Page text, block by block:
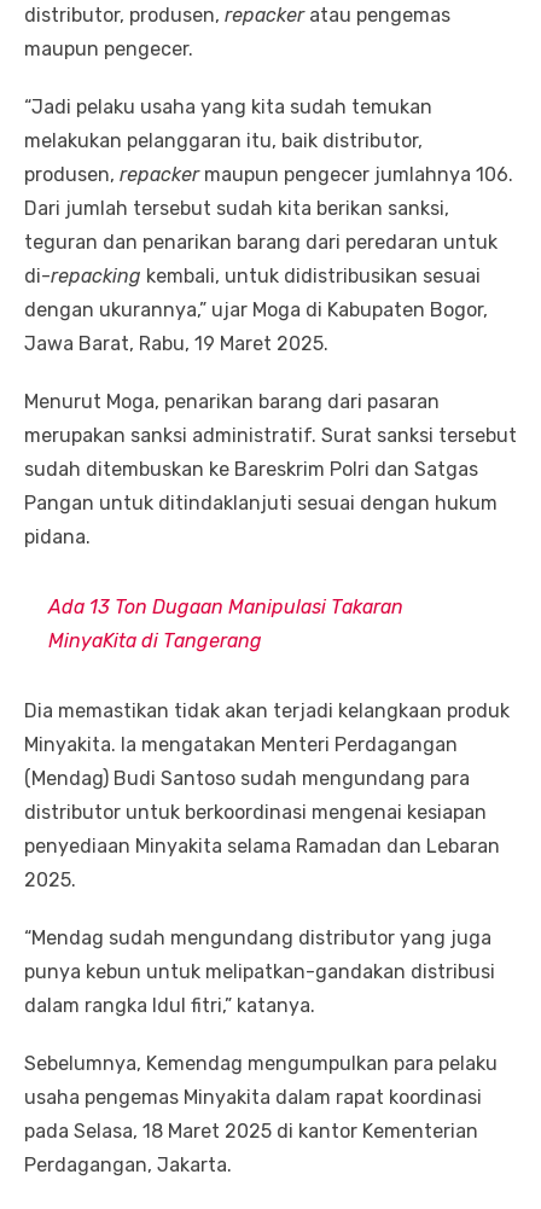
distributor, produsen, repackeratau pengemas
maupun pengecer.
“Jadi pelaku usaha yang kita sudah temukan
melakukan pelanggaran itu, baik distributor,
produsen, repackermaupun pengecer jumlahnya 106.
Dari jumlah tersebut sudah kita berikan sanksi,
teguran dan penarikan barang dari peredaran untuk
di-repacking kembali, untuk didistribusikan sesuai
dengan ukurannya,” ujar Moga di Kabupaten Bogor,
Jawa Barat, Rabu, 19 Maret 2025.
Menurut Moga, penarikan barang dari pasaran
merupakan sanksi administratif. Surat sanksi tersebut
sudah ditembuskan ke Bareskrim Polri dan Satgas
Pangan untuk ditindaklanjuti sesuai dengan hukum
pidana.
Ada 13 Ton Dugaan Manipulasi Takaran
MinyaKita di Tangerang
Dia memastikan tidak akan terjadi kelangkaan produk
Minyakita. Ia mengatakan Menteri Perdagangan
(Mendag) Budi Santoso sudah mengundang para
distributor untuk berkoordinasi mengenai kesiapan
penyediaan Minyakita selama Ramadan dan Lebaran
2025.
“Mendag sudah mengundang distributor yang juga
punya kebun untuk melipatkan-gandakan distribusi
dalam rangka Idul fitri,” katanya.
Sebelumnya, Kemendag mengumpulkan para pelaku
usaha pengemas Minyakita dalam rapat koordinasi
pada Selasa, 18 Maret 2025 di kantor Kementerian
Perdagangan, Jakarta.